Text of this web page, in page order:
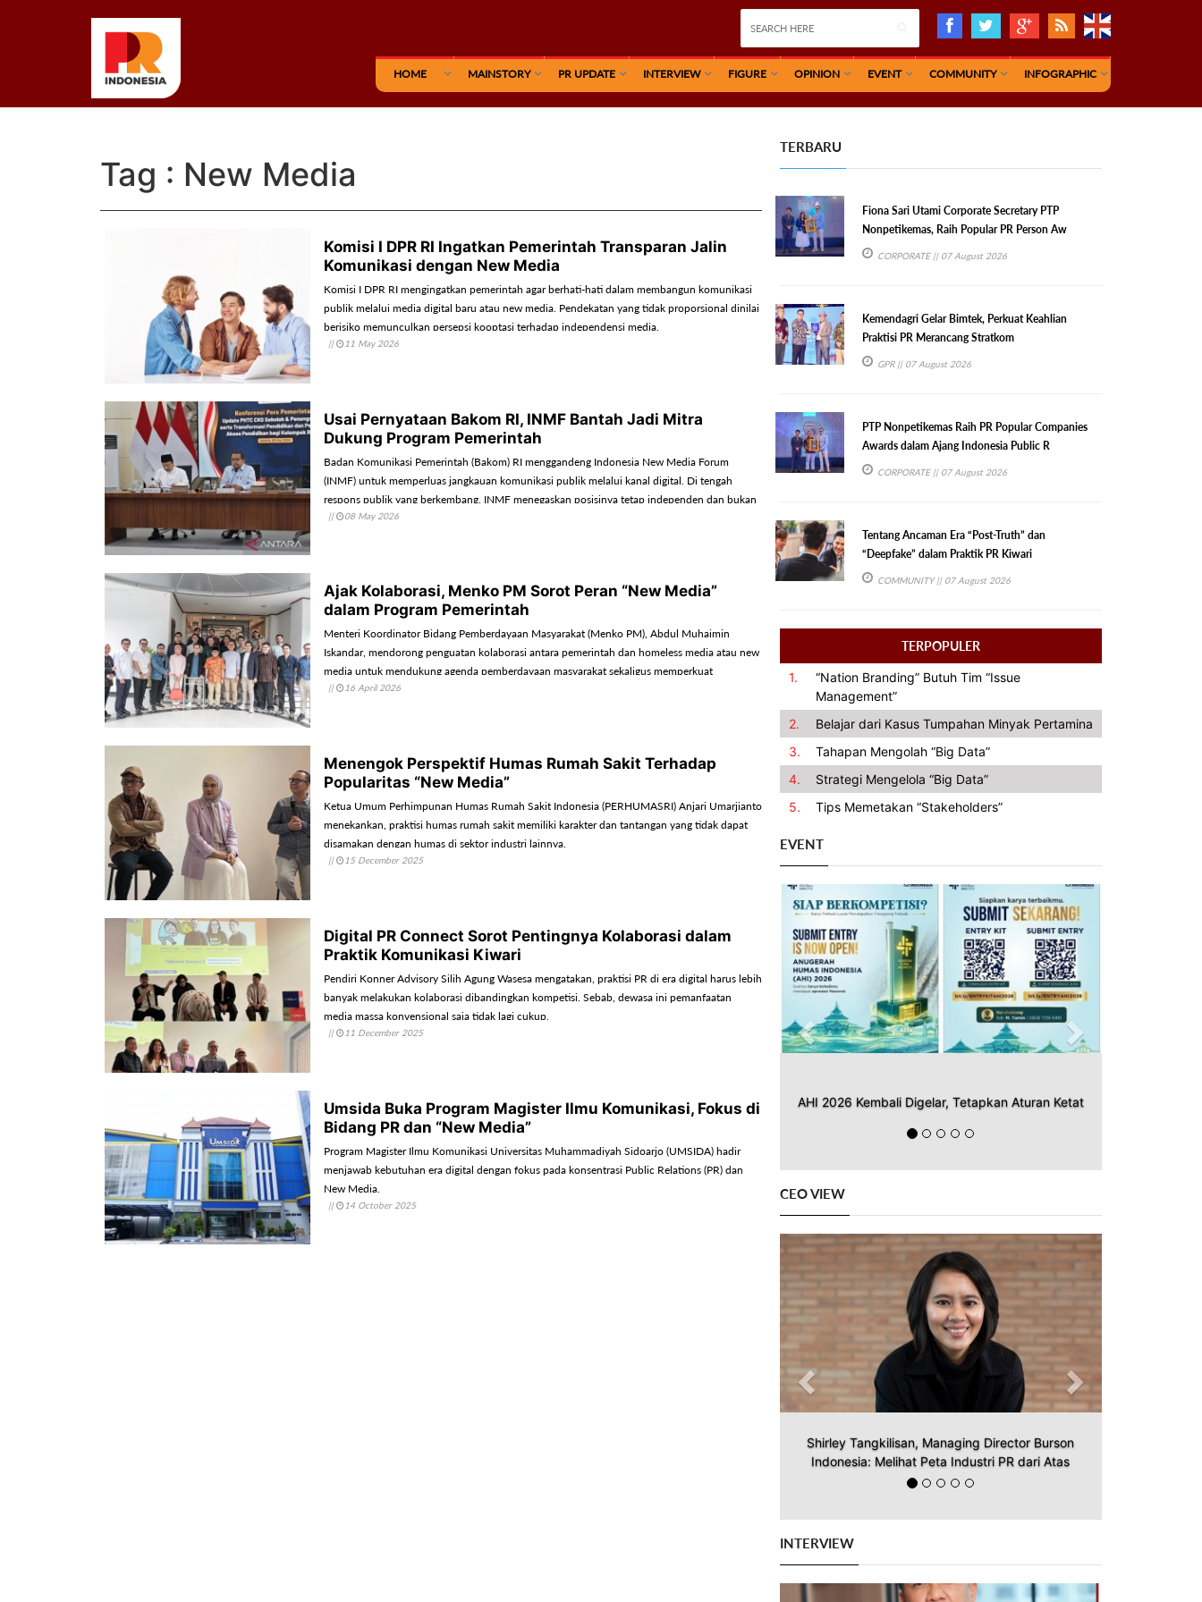
HOME MAINSTORY PR UPDATE INTERVIEW FIGURE OPINION EVENT COMMUNITY INFOGRAPHIC
Tag : New Media
Komisi I DPR RI Ingatkan Pemerintah Transparan Jalin
Komunikasi dengan New Media
Komisi I DPR RI mengingatkan pemerintah agar berhati-hati dalam membangun komunikasi
publik melalui media digital baru atau new media. Pendekatan yang tidak proporsional dinilai
berisiko memunculkan persepsi kooptasi terhadap independensi media.
|| 11 May 2026
Usai Pernyataan Bakom RI, INMF Bantah Jadi Mitra
Dukung Program Pemerintah
Badan Komunikasi Pemerintah (Bakom) RI menggandeng Indonesia New Media Forum
(INMF) untuk memperluas jangkauan komunikasi publik melalui kanal digital. Di tengah
respons publik yang berkembang, INMF menegaskan posisinya tetap independen dan bukan
corong pemerintah.
|| 08 May 2026
Ajak Kolaborasi, Menko PM Sorot Peran “New Media”
dalam Program Pemerintah
Menteri Koordinator Bidang Pemberdayaan Masyarakat (Menko PM), Abdul Muhaimin
Iskandar, mendorong penguatan kolaborasi antara pemerintah dan homeless media atau new
media untuk mendukung agenda pemberdayaan masyarakat sekaligus memperkuat
demokrasi.
|| 16 April 2026
Menengok Perspektif Humas Rumah Sakit Terhadap
Popularitas “New Media”
Ketua Umum Perhimpunan Humas Rumah Sakit Indonesia (PERHUMASRI) Anjari Umarjianto
menekankan, praktisi humas rumah sakit memiliki karakter dan tantangan yang tidak dapat
disamakan dengan humas di sektor industri lainnya.
|| 15 December 2025
Digital PR Connect Sorot Pentingnya Kolaborasi dalam
Praktik Komunikasi Kiwari
Pendiri Konner Advisory Silih Agung Wasesa mengatakan, praktisi PR di era digital harus lebih
banyak melakukan kolaborasi dibandingkan kompetisi. Sebab, dewasa ini pemanfaatan
media massa konvensional saja tidak lagi cukup.
|| 11 December 2025
Umsida Buka Program Magister Ilmu Komunikasi, Fokus di
Bidang PR dan “New Media”
Program Magister Ilmu Komunikasi Universitas Muhammadiyah Sidoarjo (UMSIDA) hadir
menjawab kebutuhan era digital dengan fokus pada konsentrasi Public Relations (PR) dan
New Media.
|| 14 October 2025
TERBARU
Fiona Sari Utami Corporate Secretary PTP
Nonpetikemas, Raih Popular PR Person Aw
CORPORATE|| 07 August 2026
Kemendagri Gelar Bimtek, Perkuat Keahlian
Praktisi PR Merancang Stratkom
GPR|| 07 August 2026
PTP Nonpetikemas Raih PR Popular Companies
Awards dalam Ajang Indonesia Public R
CORPORATE|| 07 August 2026
Tentang Ancaman Era “Post-Truth” dan
“Deepfake” dalam Praktik PR Kiwari
COMMUNITY|| 07 August 2026
TERPOPULER
1.
“Nation Branding” Butuh Tim “Issue
Management”
2.
Belajar dari Kasus Tumpahan Minyak Pertamina
3.
Tahapan Mengolah “Big Data”
4.
Strategi Mengelola “Big Data”
5.
Tips Memetakan “Stakeholders”
EVENT
AHI 2026 Kembali Digelar, Tetapkan Aturan Ketat
Previous Next
CEO VIEW
Shirley Tangkilisan, Managing Director Burson
Indonesia: Melihat Peta Industri PR dari Atas
Previous Next
INTERVIEW
Previous Next